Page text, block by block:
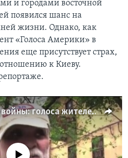
и городами восточной
появился шанс на
жизни. Однако, как
«Голоса Америки» в
еще присутствует страх,
к Киеву.
Краматорск после войны: голоса жителей
currently available